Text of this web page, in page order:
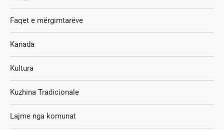
Faqet e mërgimtarëve
Kanada
Kultura
Kuzhina Tradicionale
Lajme nga komunat